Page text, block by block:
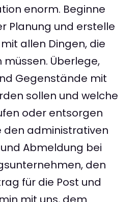
enorm. Beginne
Planung und erstelle
allen Dingen, die
Überlege,
Gegenstände mit
sollen und welche
oder entsorgen
den administrativen
Abmeldung bei
den
für die Post und